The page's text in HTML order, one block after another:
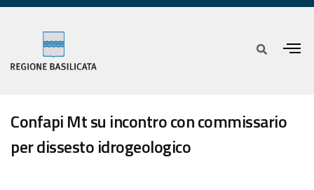
Confapi Mt su incontro con commissario
per dissesto idrogeologico